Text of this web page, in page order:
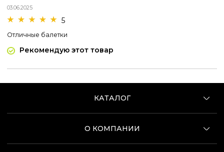
03.06.2025
5
Отличные балетки
Рекомендую этот товар
КАТАЛОГ
О КОМПАНИИ